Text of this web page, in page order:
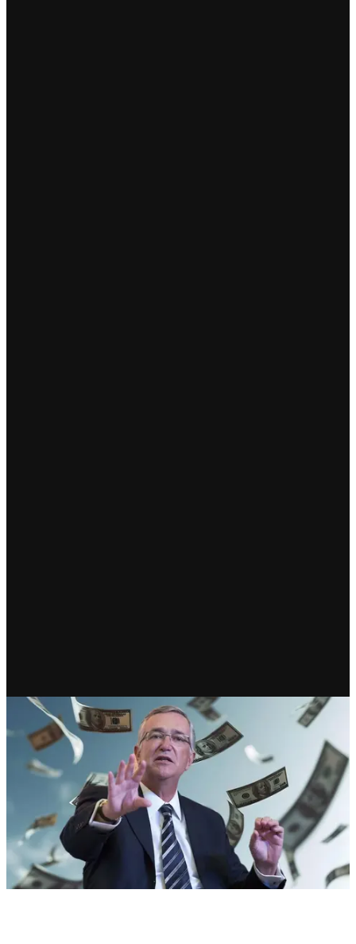
RECIENTE
Salinas Pliego adeuda 74 mil
mdp; se queja de censura pero
debe pagar: Sheinbaum